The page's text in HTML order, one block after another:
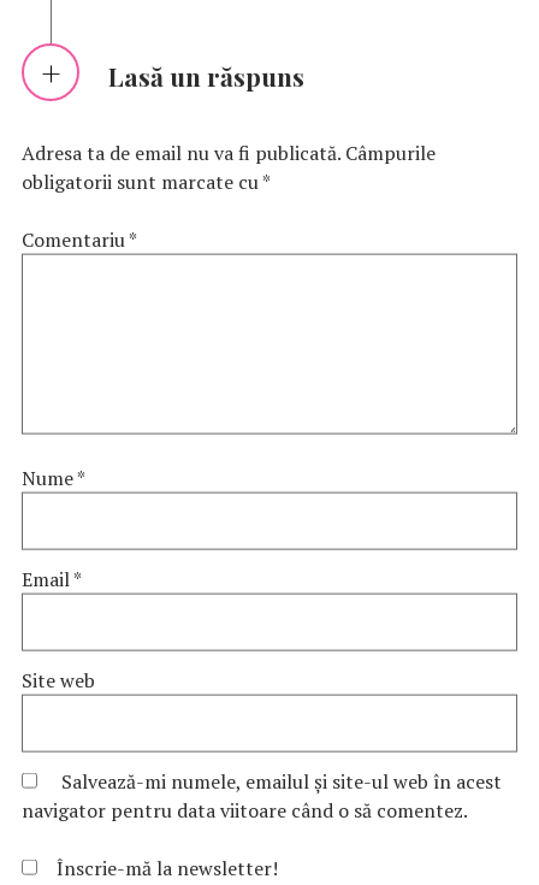
Lasă un răspuns
Adresa ta de email nu va fi publicată. Câmpurile
obligatorii sunt marcate cu*
Comentariu*
Nume*
Email*
Site web
Salvează-mi numele, emailul și site-ul web în acest
navigator pentru data viitoare când o să comentez.
Înscrie-mă la newsletter!